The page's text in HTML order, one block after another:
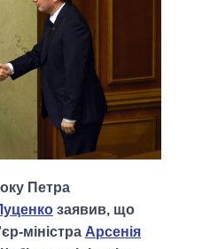
Петра
заявив, що
міністра Арсенія